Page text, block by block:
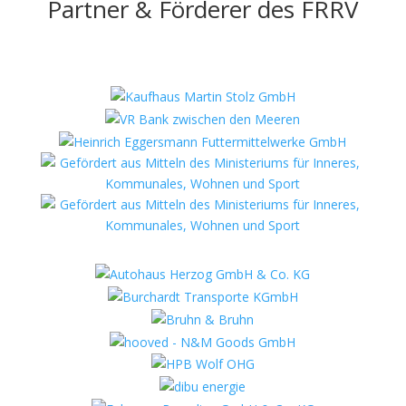
Partner & Förderer des FRRV